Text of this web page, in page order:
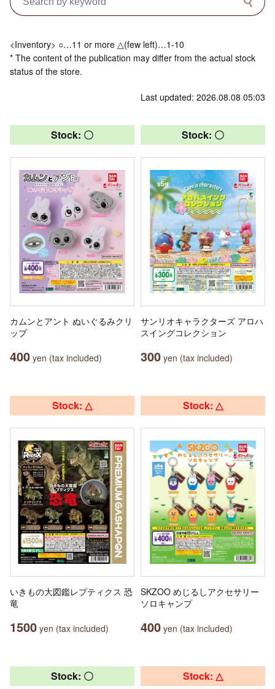
<Inventory> ○…11 or more △(few left)…1-10
* The content of the publication may differ from the actual stock
status of the store.
Last updated: 2026.08.08 05:03
Stock: 〇
カムンとアント ぬいぐるみクリ
ップ
400 yen (tax included)
Stock: 〇
サンリオキャラクターズ アロハ
スイングコレクション
300 yen (tax included)
Stock: △
いきもの大図鑑レプティクス 恐
竜
1500 yen (tax included)
Stock: △
SKZOO めじるしアクセサリー
ソロキャンプ
400 yen (tax included)
Stock: 〇 Stock: △